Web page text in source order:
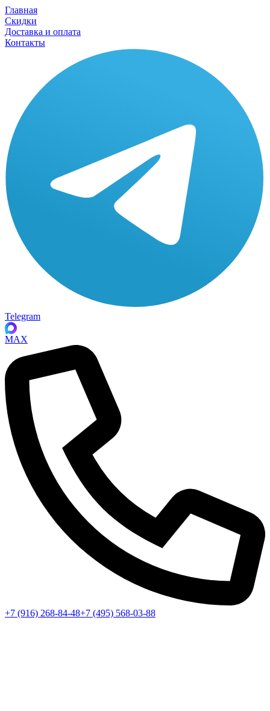
Главная
Скидки
Доставка и оплата
Контакты
Telegram
MAX
+7 (916) 268-84-48+7 (495) 568-03-88